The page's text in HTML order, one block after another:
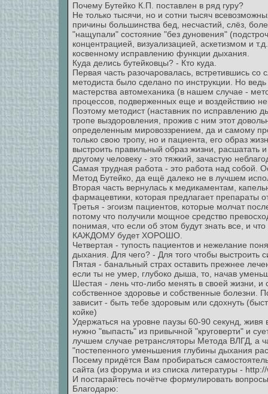
Почему Бутейко К.П. поставлен в ряд гуру?
Не только тысячи, но и сотни тысяч
причины большинства бед, несчастий, слёз,
"нащупали" состояние "без дуновения"
концентрацией, визуализацией, аскетизмом и
косвенному исправлению функции дыхания.
Куда делись бутейковцы? - Кто куда.
Первая часть разочаровалась, встретившись
методиста было сделано по инструкции. Но
мастерства автомеханика (в нашем случае -
процессов, подверженных еще и воздействию
Поэтому методист (наставник по исправлению
тропе выздоровления, прожив с ним этот
определенным мировоззрением, да и самому
только свою тропу, но и пациента, его образ
выстроить правильный образ жизни, расшатать
другому человеку - это тяжкий, зачастую
Самая трудная работа - это работа над собой.
Метод Бутейко, да ещё далеко не в лучшем
Вторая часть вернулась к медикаментам,
фармацевтики, которая предлагает препараты
Третья - эгоизм пациентов, которые молчат
потому что получили мощное средство
понимая, что если об этом будут знать все, и
КАЖДОМУ будет ХОРОШО.
Четвертая - тупость пациентов и нежелание
дыхания. Для чего? - Для того чтобы выстроить
Пятая - банальный страх оставить прежнее
если ты не умер, глубоко дыша, то, начав
Шестая - лень что-либо менять в своей жизни, и
собственное здоровье и собственные болезни.
зависит - быть тебе здоровым или сдохнуть
койке)
Удержаться на уровне паузы 60-90 секунд, живя
нужно "выпасть" из привычной "круговерти" и
лучшем случае ретрансляторы Метода ВЛГД, а
"постепенного уменьшения глубины дыхания
Посему придётся Вам пробираться
сайта (из форума и из списка литературы -
И постарайтесь почётче формулировать
Благодарю: